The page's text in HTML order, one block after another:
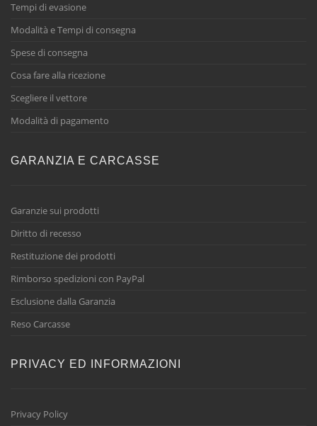
Tempi di evasione
Modalità e Tempi di consegna
Spese di consegna
Cosa fare alla ricezione
Scegliere il vettore
Modalità di pagamento
GARANZIA E CARCASSE
Garanzie sui prodotti
Diritto di recesso
Restituzione dei prodotti
Rimborso spedizioni con PayPal
Esclusione dalla Garanzia
Reso Carcasse
PRIVACY ED INFORMAZIONI
Privacy Policy